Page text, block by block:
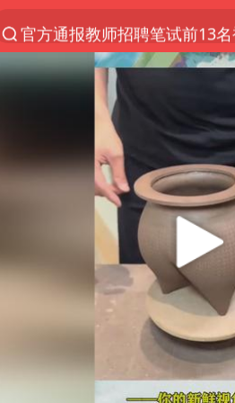
官方通报教师招聘笔试前13
河南撤回“领导带薪错峰休假”
泰国枪击案凶手先杀祖父母后
A股三大股指收涨
台风“白海豚”体型变大！环流
宇树科技中一签需缴款7.54万
泰国校园枪击案死亡人数升至
四川宜宾市高县发生4.9级地
“立秋的第一杯奶茶”又爆单了
国防部：中国军队坚决反制
台湾海峡南口北上船舶实施交